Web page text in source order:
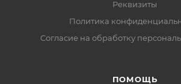
Реквизиты
Политика
Cогласие на обработку
ПОМОЩЬ